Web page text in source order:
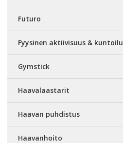
Futuro
Fyysinen aktiivisuus & kuntoilu
Gymstick
Haavalaastarit
Haavan puhdistus
Haavanhoito